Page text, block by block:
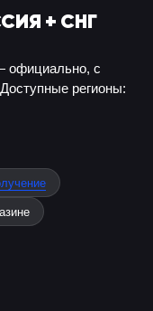
+ СНГ
официально, с
регионы: